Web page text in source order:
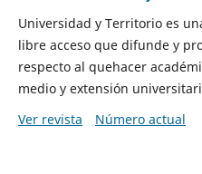
Universidad y Territorio es
libre acceso que difunde y
respecto al quehacer
medio y extensión
Ver revista
Número actual